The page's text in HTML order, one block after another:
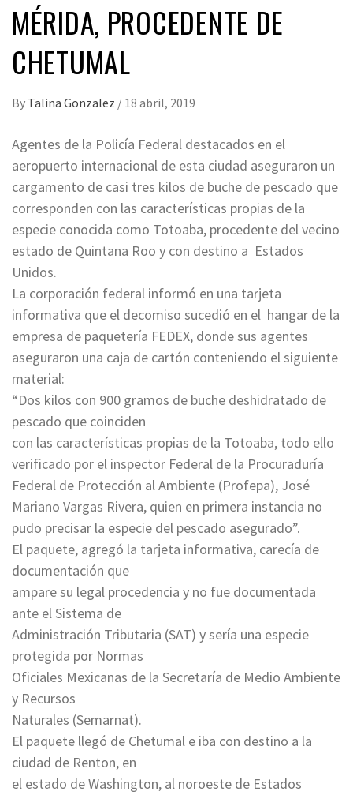
MÉRIDA, PROCEDENTE DE
CHETUMAL
By Talina Gonzalez / 18 abril, 2019
Agentes de la Policía Federal destacados en el
aeropuerto internacional de esta ciudad aseguraron un
cargamento de casi tres kilos de buche de pescado que
corresponden con las características propias de la
especie conocida como Totoaba, procedente del vecino
estado de Quintana Roo y con destino a Estados
Unidos.
La corporación federal informó en una tarjeta
informativa que el decomiso sucedió en el hangar de la
empresa de paquetería FEDEX, donde sus agentes
aseguraron una caja de cartón conteniendo el siguiente
material:
“Dos kilos con 900 gramos de buche deshidratado de
pescado que coinciden
con las características propias de la Totoaba, todo ello
verificado por el inspector Federal de la Procuraduría
Federal de Protección al Ambiente (Profepa), José
Mariano Vargas Rivera, quien en primera instancia no
pudo precisar la especie del pescado asegurado”.
El paquete, agregó la tarjeta informativa, carecía de
documentación que
ampare su legal procedencia y no fue documentada
ante el Sistema de
Administración Tributaria (SAT) y sería una especie
protegida por Normas
Oficiales Mexicanas de la Secretaría de Medio Ambiente
y Recursos
Naturales (Semarnat).
El paquete llegó de Chetumal e iba con destino a la
ciudad de Renton, en
el estado de Washington, al noroeste de Estados